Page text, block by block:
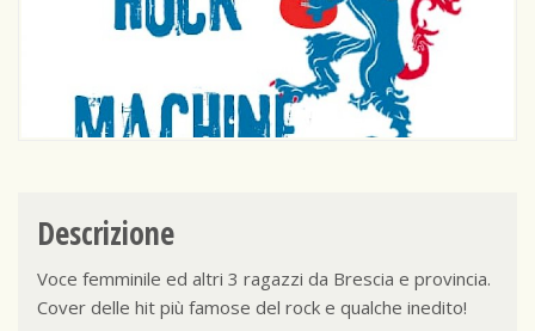
Descrizione
Voce femminile ed altri 3 ragazzi da Brescia e provincia.
Cover delle hit più famose del rock e qualche inedito!